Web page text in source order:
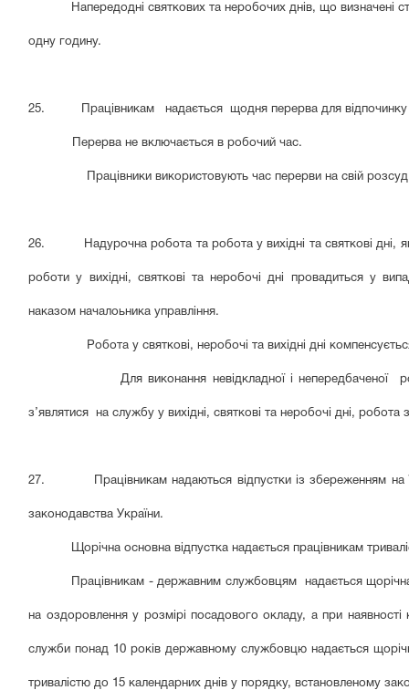
Напередодні святкових та неробочих днів, що визначені
одну годину.
25. Працівникам надається щодня перерва для відпочинку
Перерва не включається в робочий час.
Працівники використовують час перерви на свій розсуд,
26. Надурочна робота та робота у вихідні та святкові дні, як
роботи у вихідні, святкові та неробочі дні провадиться у
наказом началоьника управління.
Робота у святкові, неробочі та вихідні дні компенсується
Для виконання невідкладної і непередбаченої роботи
з’являтися на службу у вихідні, святкові та неробочі дні,
27. Працівникам надаються відпустки із збереженням на їх
законодавства України.
Щорічна основна відпустка надається працівникам
Працівникам - державним службовцям надається
на оздоровлення у розмірі посадового окладу, а при
служби понад 10 років державному службовцю надається
тривалістю до 15 календарних днів у порядку, встановленому